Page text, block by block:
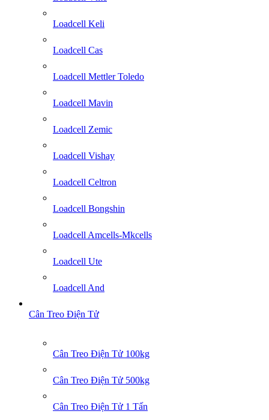
Loadcell Keli
Loadcell Cas
Loadcell Mettler Toledo
Loadcell Mavin
Loadcell Zemic
Loadcell Vishay
Loadcell Celtron
Loadcell Bongshin
Loadcell Amcells-Mkcells
Loadcell Ute
Loadcell And
Cân Treo Điện Tử
Cân Treo Điện Tử 100kg
Cân Treo Điện Tử 500kg
Cân Treo Điện Tử 1 Tấn